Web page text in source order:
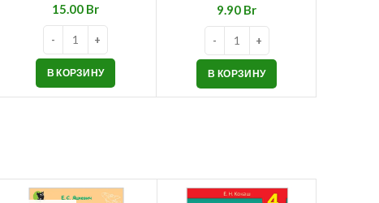
Br
В КОРЗИНУ
Br
В КОРЗИНУ